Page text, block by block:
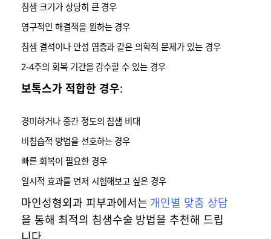
침샘 크기가 상당히 큰 경우
영구적인 해결책을 원하는 경우
침샘 결석이나 만성 염증과 같은 의학적 문제가 있는 경우
2-4주의 회복 기간을 감수할 수 있는 경우
보톡스가 적합한 경우:
경미하거나 중간 정도의 침샘 비대
비침습적 방법을 선호하는 경우
빠른 회복이 필요한 경우
일시적 효과를 먼저 시험해보고 싶은 경우
마인성형외과 피부과에서는 개인별 맞춤 상담
을 통해 최적의 침샘수술 방법을 추천해 드립